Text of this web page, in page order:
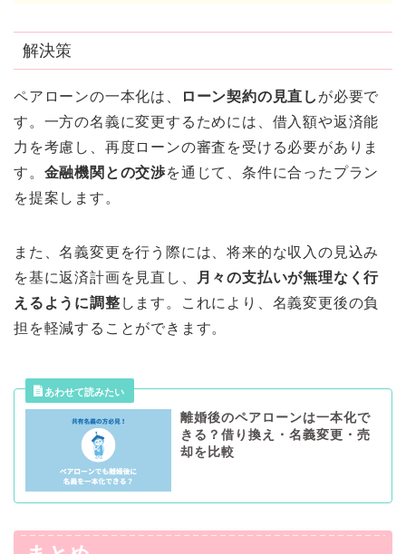
解決策
ペアローンの一本化は、 ローン契約の見直し が必要で
す。一方の名義に変更するためには、借入額や返済能
力を考慮し、再度ローンの審査を受ける必要がありま
す。 金融機関との交渉を通じて、条件に合ったプラン
を提案します。
また、名義変更を行う際には、将来的な収入の見込み
を基に返済計画を見直し、
月々の支払いが無理なく行
えるように調整 します。これにより、名義変更後の負
担を軽減することができます。
離婚後のペアローンは一本化で
きる？借り換え・名義変更・売
却を比較